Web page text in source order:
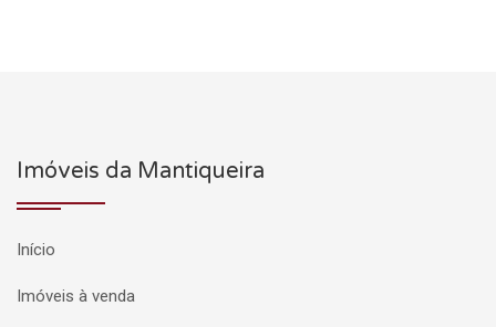
Imóveis da Mantiqueira
Início
Imóveis à venda